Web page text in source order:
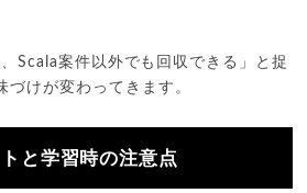
Scala案件以外でも回収できる」と捉
づけが変わってきます。
と学習時の注意点